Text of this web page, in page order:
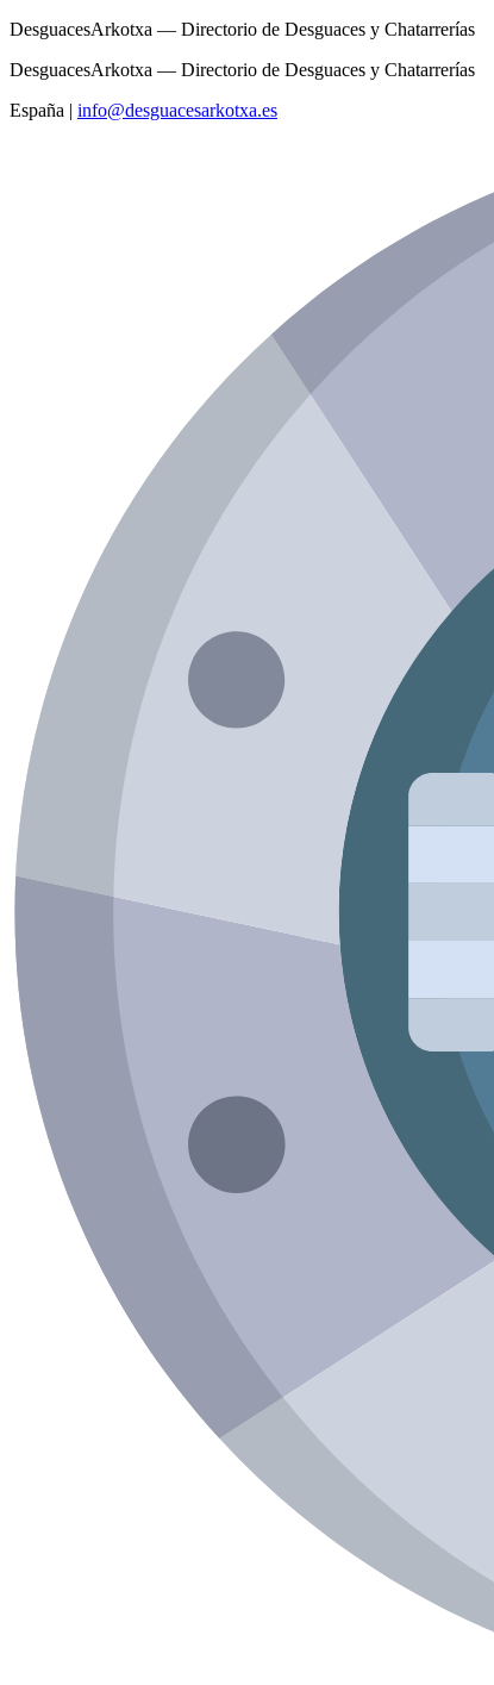
DesguacesArkotxa — Directorio de Desguaces y Chatarrerías
DesguacesArkotxa — Directorio de Desguaces y Chatarrerías
España | info@desguacesarkotxa.es